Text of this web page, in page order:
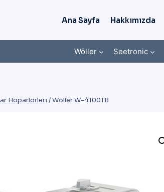
Ana Sayfa Hakkımızda
Wöller Seetronic
Hoparlörleri /Wöller W-4100TB